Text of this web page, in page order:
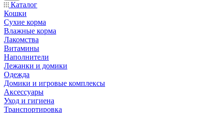
Каталог
Кошки
Сухие корма
Влажные корма
Лакомства
Витамины
Наполнители
Лежанки и домики
Одежда
Домики и игровые комплексы
Аксессуары
Уход и гигиена
Транспортировка